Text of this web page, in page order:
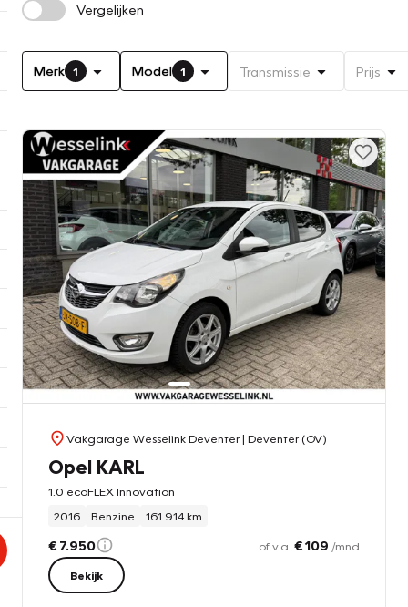
Vergelijken
Merk 1 Model 1 Transmissie Prijs
Vakgarage Wesselink Deventer| Deventer (OV)
Opel KARL
1.0 ecoFLEX Innovation
2016
Benzine 161.914 km
€ 7.950 of v.a. € 109 /mnd
Bekijk